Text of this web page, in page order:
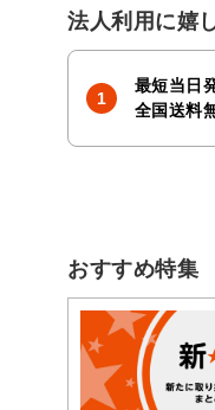
法人利用に嬉
最短当日
全国送料
おすすめ特集